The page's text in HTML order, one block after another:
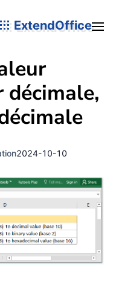
ExtendOffice
décimale,
2024-10-10